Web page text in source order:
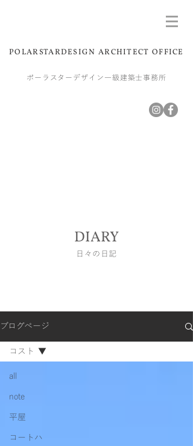
POLARSTARDESIGN ARCHITECT OFFICE
ポーラスターデザイン一級建築士事務所
DIARY
​日々の日記
ブログページ
all
note
平屋
コートハ
コスト